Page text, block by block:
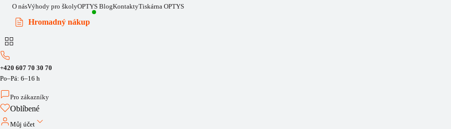
O násVýhody pro školyOPTYS BlogKontaktyTiskárna OPTYS
Hromadný nákup
+420 607 70 30 70
Po–Pá: 6–16 h
Pro zákazníky
Oblíbené
Můj účet